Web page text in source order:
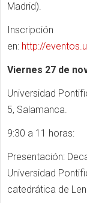
Madrid).
Inscripción
en: http://
Viernes 27 de
Universidad
5, Salamanca.
9:30 a 11 horas:
Presentación:
Universidad
catedrática de